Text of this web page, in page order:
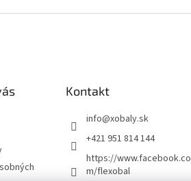
Kontakt
info@xobaly.sk
+421 951 814 144
https://www.facebook.co
m/flexobal